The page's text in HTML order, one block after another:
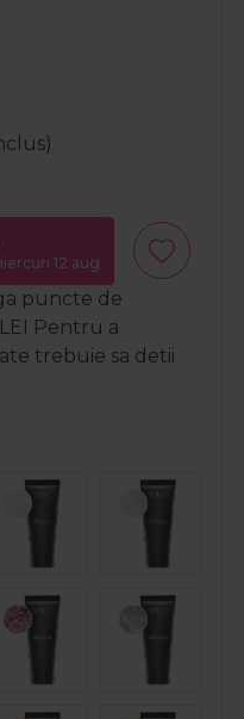
12 aug.
puncte de
LEI Pentru a
trebuie sa detii